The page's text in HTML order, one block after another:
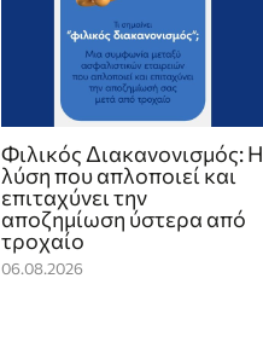
Φιλικός Διακανονισμός: Η
λύση που απλοποιεί και
επιταχύνει την
αποζημίωση ύστερα από
τροχαίο
06.08.2026